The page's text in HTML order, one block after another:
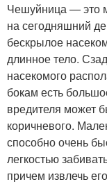
Чешуйница — это
на сегодняшний
бескрылое
длинное тело.
насекомого
бокам есть
вредителя может
коричневого.
способно очень
легкостью
причем извлечь